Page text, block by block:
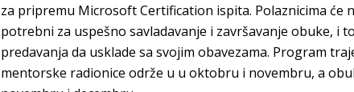
za pripremu Microsoft Certification ispita. Polaznicima će
potrebni za uspešno savladavanje i završavanje obuke, i
predavanja da usklade sa svojim obavezama. Program
mentorske radionice održe u u oktobru i novembru, a